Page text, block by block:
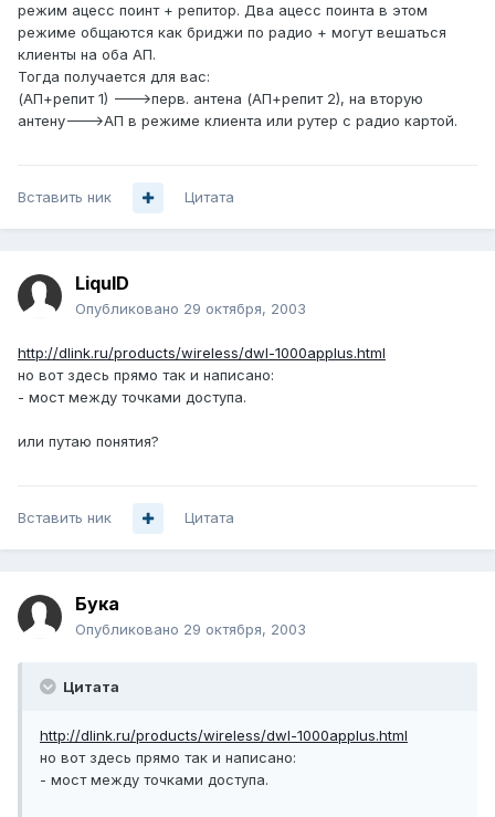
режим ацесс поинт + репитор. Два ацесс поинта в этом
режиме общаются как бриджи по радио + могут вешаться
клиенты на оба АП.
Тогда получается для вас:
(АП+репит 1) --->перв. антена (АП+репит 2), на вторую
антену--->АП в режиме клиента или рутер с радио картой.
Вставить ник Цитата
LiquID
Опубликовано 29 октября, 2003
http://dlink.ru/products/wireless/dwl-1000applus.html
но вот здесь прямо так и написано:
- мост между точками доступа.
или путаю понятия?
Вставить ник Цитата
Бука
Опубликовано 29 октября, 2003
Цитата
http://dlink.ru/products/wireless/dwl-1000applus.html
но вот здесь прямо так и написано:
- мост между точками доступа.